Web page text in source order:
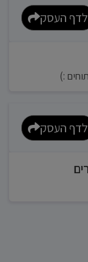
לדף העסק
לדף העסק